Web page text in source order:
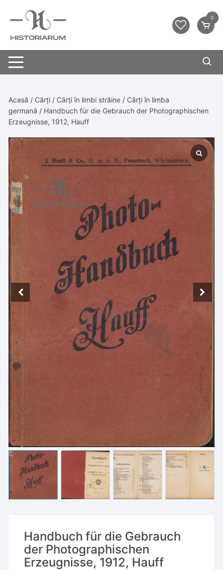
0
Acasă / Cărți / Cărți în limbi străine / Cărți în limba
germană / Handbuch für die Gebrauch der Photographischen
Erzeugnisse, 1912, Hauff
Handbuch für die Gebrauch
der Photographischen
Erzeugnisse, 1912, Hauff